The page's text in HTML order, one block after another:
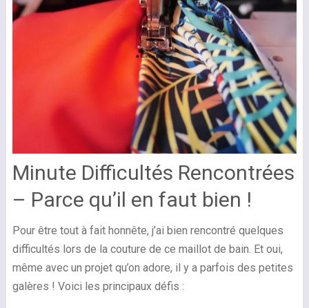
Minute Difficultés Rencontrées
– Parce qu’il en faut bien !
Pour être tout à fait honnête, j’ai bien rencontré quelques
difficultés lors de la couture de ce maillot de bain. Et oui,
même avec un projet qu’on adore, il y a parfois des petites
galères ! Voici les principaux défis :